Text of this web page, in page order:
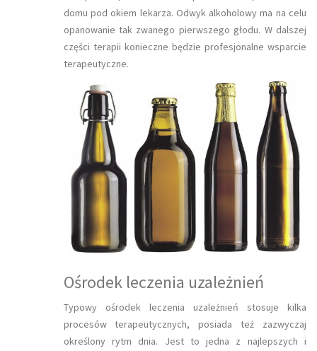
domu pod okiem lekarza. Odwyk alkoholowy ma na celu
opanowanie tak zwanego pierwszego głodu. W dalszej
części terapii konieczne będzie profesjonalne wsparcie
terapeutyczne.
Ośrodek leczenia uzależnień
Typowy ośrodek leczenia uzależnień stosuje kilka
procesów terapeutycznych, posiada też zazwyczaj
określony rytm dnia. Jest to jedna z najlepszych i